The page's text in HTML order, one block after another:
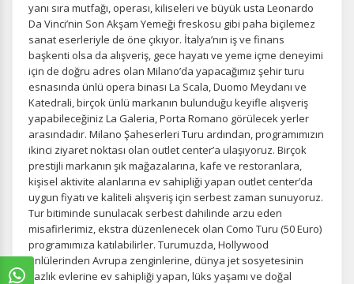
yanı sıra mutfağı, operası, kiliseleri ve büyük usta Leonardo
Da Vinci’nin Son Akşam Yemeği freskosu gibi paha biçilemez
sanat eserleriyle de öne çıkıyor. İtalya’nın iş ve finans
başkenti olsa da alışveriş, gece hayatı ve yeme içme deneyimi
için de doğru adres olan Milano’da yapacağımız şehir turu
esnasında ünlü opera binası La Scala, Duomo Meydanı ve
Katedrali, birçok ünlü markanın bulunduğu keyifle alışveriş
yapabileceğiniz La Galeria, Porta Romano görülecek yerler
arasındadır. Milano Şaheserleri Turu ardından, programımızın
ikinci ziyaret noktası olan outlet center’a ulaşıyoruz. Birçok
prestijli markanın şık mağazalarına, kafe ve restoranlara,
kişisel aktivite alanlarına ev sahipliği yapan outlet center’da
uygun fiyatı ve kaliteli alışveriş için serbest zaman sunuyoruz.
Tur bitiminde sunulacak serbest dahilinde arzu eden
misafirlerimiz, ekstra düzenlenecek olan Como Turu (50 Euro)
programımıza katılabilirler. Turumuzda, Hollywood
ünlülerinden Avrupa zenginlerine, dünya jet sosyetesinin
yazlık evlerine ev sahipliği yapan, lüks yaşamı ve doğal